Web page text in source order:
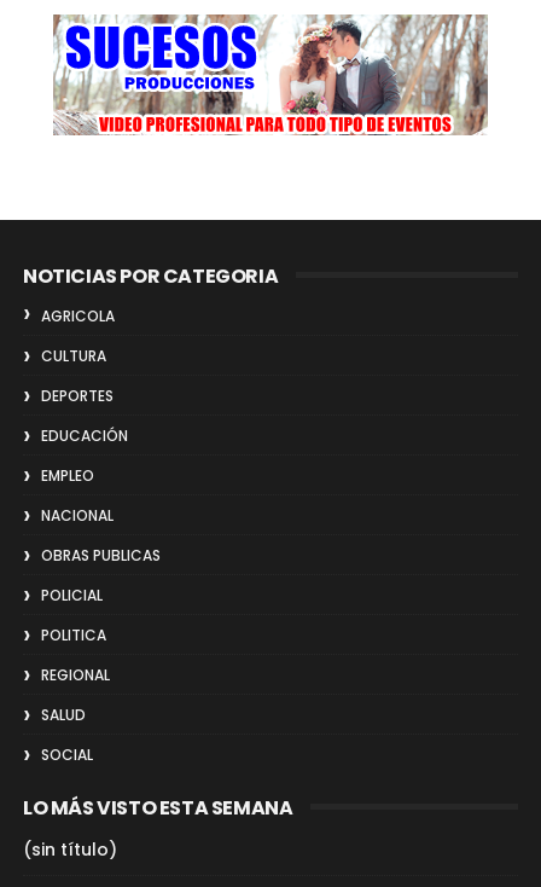
NOTICIAS POR CATEGORIA
AGRICOLA
CULTURA
DEPORTES
EDUCACIÓN
EMPLEO
NACIONAL
OBRAS PUBLICAS
POLICIAL
POLITICA
REGIONAL
SALUD
SOCIAL
LO MÁS VISTO ESTA SEMANA
(sin título)